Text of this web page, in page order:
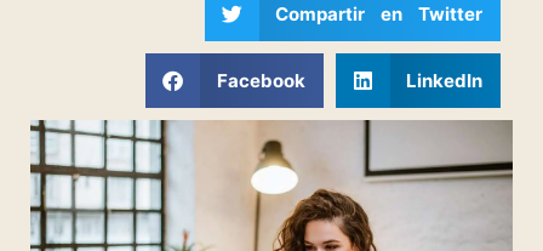
Compartir en Twitter
Facebook LinkedIn